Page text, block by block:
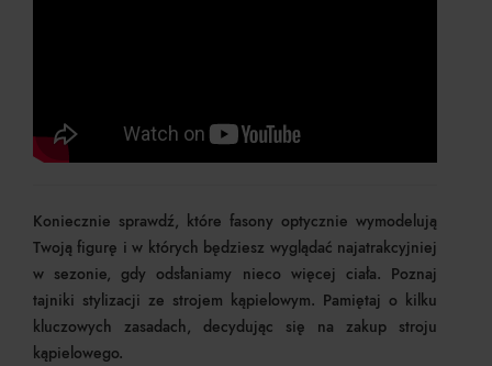
Koniecznie sprawdź, które fasony optycznie wymodelują
Twoją figurę i w których będziesz wyglądać najatrakcyjniej
w sezonie, gdy odsłaniamy nieco więcej ciała. Poznaj
tajniki stylizacji ze strojem kąpielowym. Pamiętaj o kilku
kluczowych zasadach, decydując się na zakup stroju
kąpielowego.